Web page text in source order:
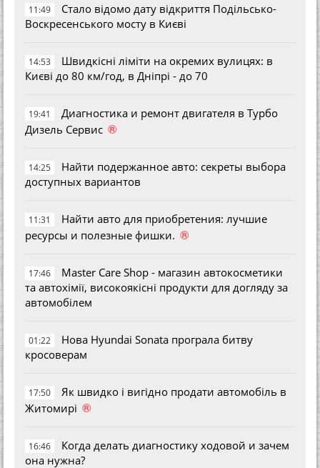
11:49
Стало відомо дату відкриття Подільсько-
Воскресенського мосту в Києві
14:53
Швидкісні ліміти на окремих вулицях: в
Києві до 80 км/год, в Дніпрі - до 70
19:41
Диагностика и ремонт двигателя в Турбо
Дизель Сервис ®
14:25
Найти подержанное авто: секреты выбора
доступных вариантов
11:31
Найти авто для приобретения: лучшие
ресурсы и полезные фишки. ®
17:46
Master Care Shop - магазин автокосметики
та автохімії, високоякісні продукти для догляду за
автомобілем
01:22
Нова Hyundai Sonata програла битву
кросоверам
17:50
Як швидко і вигідно продати автомобіль в
Житомирі ®
16:46
Когда делать диагностику ходовой и зачем
она нужна?